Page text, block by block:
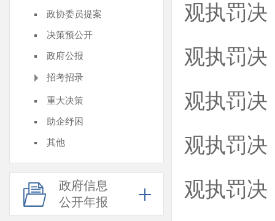
政协委员提案
决策预公开
政府公报
招考招录
重大决策
助企纾困
其他
政府信息
公开年报
观执罚决
观执罚决
观执罚决
观执罚决
观执罚决